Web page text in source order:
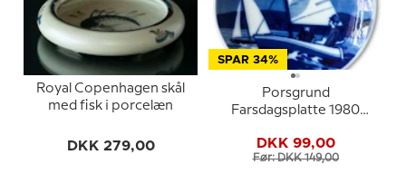
Royal Copenhagen skål
med fisk i porcelæn
DKK 279,00
SPAR 34%
Porsgrund
Farsdagsplatte 1980
DKK 99,00
Før: DKK 149,00